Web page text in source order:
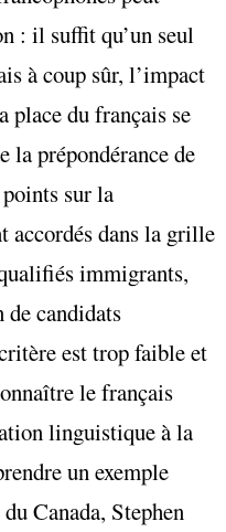
: il suffit qu’un seul
à coup sûr, l’impact
du français se
la prépondérance de
sur la
accordés dans la grille
immigrants,
candidats
est trop faible et
le français
linguistique à la
un exemple
Canada, Stephen